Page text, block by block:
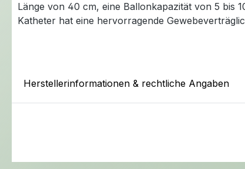
Länge von 40 cm, eine Ballonkapazität von 5 bis
Katheter hat eine hervorragende
Herstellerinformationen & rechtliche Angaben